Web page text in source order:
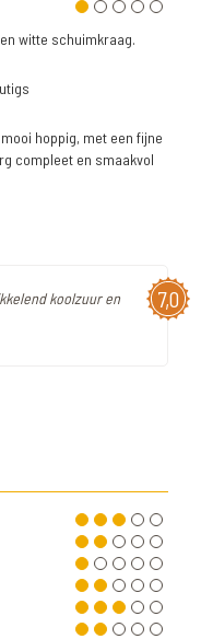
witte schuimkraag.
hoppig, met een fijne
compleet en smaakvol
7,0
koolzuur en